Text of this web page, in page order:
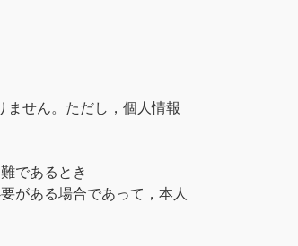
ません。ただし，個人情報
であるとき
がある場合であって，本人